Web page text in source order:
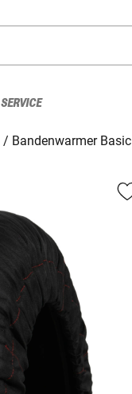
SERVICE
Bandenwarmer Basic